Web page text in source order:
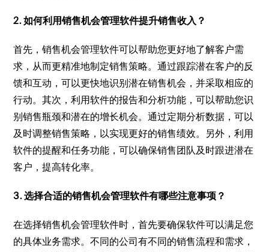
2. 如何利用销售机会管理软件提升销售收入？
首先，销售机会管理软件可以帮助您更好地了解客户需
求，从而更精准地制定销售策略。通过跟踪潜在客户的反
馈和互动，可以更快地识别潜在销售机会，并采取相应的
行动。其次，利用软件的报告和分析功能，可以帮助您识
别销售瓶颈和潜在的增长机会。通过定期分析数据，可以
及时调整销售策略，以实现更好的销售绩效。另外，利用
软件的提醒和任务功能，可以确保销售团队及时跟进潜在
客户，提高转化率。
3. 选择合适的销售机会管理软件有哪些注意事项？
在选择销售机会管理软件时，首先要确保软件可以满足您
的具体业务需求。不同的公司有不同的销售流程和需求，